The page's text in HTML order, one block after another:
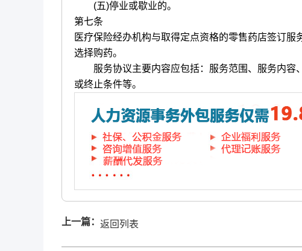
(五)停业或歇业的。
第七条
医疗保险经办机构与取得定点资格的零售药店签订
选择购药。
服务协议主要内容应包括：服务范围、服务内容
或终止条件等。
上一篇： 返回列表